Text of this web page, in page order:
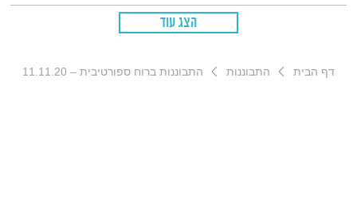
הצג עוד
דף הבית התבוננות התבוננות ברוח ספורטיבית – 11.11.20